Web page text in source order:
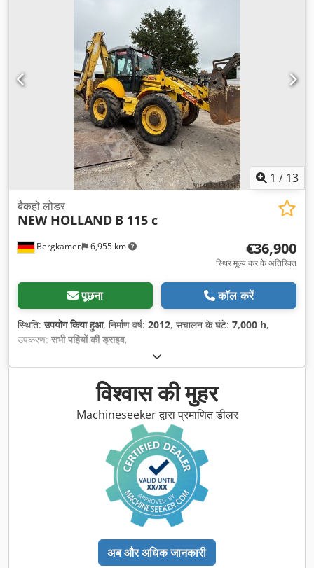
1 / 13
Bergkamen 6,955 km
बैकहो लोडर
NEW HOLLAND B 115 c
€36,900
स्थिर मूल्य कर के अतिरिक्त
पूछना कॉल करें
स्थिति:उपयोग किया हुआ, निर्माण वर्ष: 2012, संचालन के घंटे: 7,000 h,
उपकरण: सभी पहियों की ड्राइव,
विश्वास की मुहर
Machineseeker द्वारा प्रमाणित डीलर
अब और अधिक जानकारी